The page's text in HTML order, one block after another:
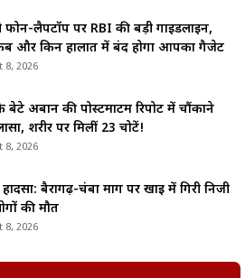
फोन-लैपटॉप पर RBI की बड़ी गाइडलाइन,
और किन हालात में बंद होगा आपका गैजेट
8, 2026
अबान की पोस्टमार्टम रिपोर्ट में चौंकाने
शरीर पर मिलीं 23 चोटें!
8, 2026
बैरागढ़-चंबा मार्ग पर खाई में गिरी निजी
की मौत
8, 2026